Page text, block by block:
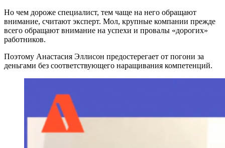
Но чем дороже специалист, тем чаще на него обращают
внимание, считают эксперт. Мол, крупные компании прежде
всего обращают внимание на успехи и провалы «дорогих»
работников.
Поэтому Анастасия Эллисон предостерегает от погони за
деньгами без соответствующего наращивания компетенций.